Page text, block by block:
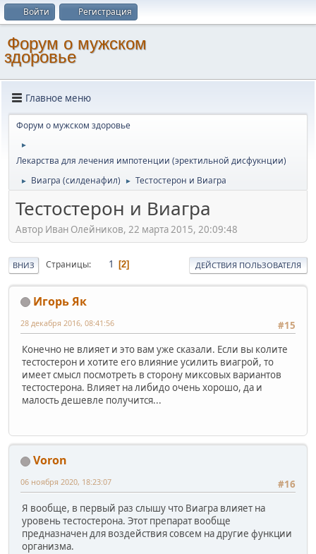
Войти Регистрация
Форум о мужском
здоровье
Главное меню
Форум о мужском здоровье
►
Лекарства для лечения импотенции (эректильной дисфукнции)
► Виагра (силденафил) ► Тестостерон и Виагра
Тестостерон и Виагра
Автор Иван Олейников, 22 марта 2015, 20:09:48
ВНИЗ Страницы 1 2 ДЕЙСТВИЯ ПОЛЬЗОВАТЕЛЯ
Игорь Як
#15
28 декабря 2016, 08:41:56
Конечно не влияет и это вам уже сказали. Если вы колите
тестостерон и хотите его влияние усилить виагрой, то
имеет смысл посмотреть в сторону миксовых вариантов
тестостерона. Влияет на либидо очень хорошо, да и
малость дешевле получится...
Voron
#16
06 ноября 2020, 18:23:07
Я вообще, в первый раз слышу что Виагра влияет на
уровень тестостерона. Этот препарат вообще
предназначен для воздействия совсем на другие функции
организма.